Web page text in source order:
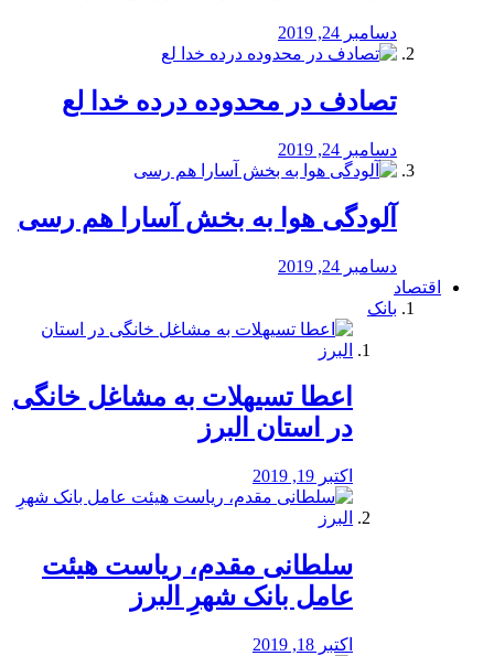
دسامبر 24, 2019
تصادف در محدوده درده خدا لع
دسامبر 24, 2019
آلودگی هوا به بخش آسارا هم رسی
دسامبر 24, 2019
اقتصاد
بانک
️اعطا تسیهلات به مشاغل خانگی
در استان البرز
اکتبر 19, 2019
سلطانی مقدم، ریاست هیئت
عامل بانک شهرِ البرز
اکتبر 18, 2019